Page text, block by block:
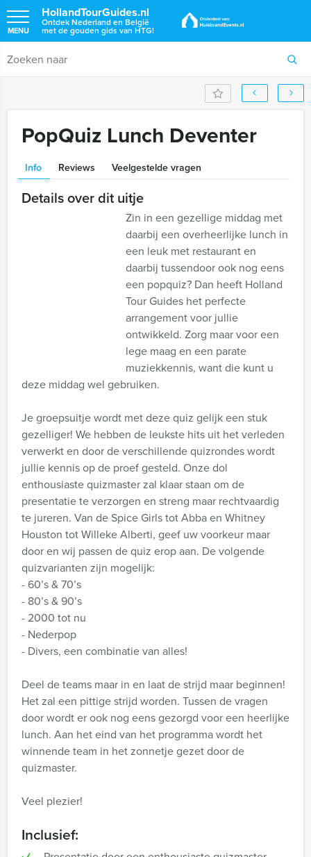
HollandTourGuides.nl
Ontdek Nederland en België
met de gouden gids van HTG!
MENU
PopQuiz Lunch Deventer
Info Reviews Veelgestelde vragen
Details over dit uitje
Zin in een gezellige middag met
daarbij een overheerlijke lunch in
een leuk met restaurant en
daarbij tussendoor ook nog eens
een popquiz? Dan heeft Holland
Tour Guides het perfecte
arrangement voor jullie
ontwikkeld. Zorg maar voor een
lege maag en een parate
muziekkennis, want die kunt u
deze middag wel gebruiken.
Je groepsuitje wordt met deze quiz gelijk een stuk
gezelliger! We hebben de leukste hits uit het verleden
verwerkt en door de verschillende quizrondes wordt
jullie kennis op de proef gesteld. Onze dol
enthousiaste quizmaster zal klaar staan om de
presentatie te verzorgen en streng maar rechtvaardig
te jureren. Van de Spice Girls tot Abba en Whitney
Houston tot Willeke Alberti, geef uw voorkeur maar
door en wij passen de quiz erop aan. De volgende
quizvarianten zijn mogelijk:
- 60’s & 70’s
- 80’s & 90’s
- 2000 tot nu
- Nederpop
- Divers, een combinatie van alles!
Deel de teams maar in en laat de strijd maar beginnen!
Het zal een pittige strijd worden. Tussen de vragen
door wordt er ook nog eens gezorgd voor een heerlijke
lunch. Aan het eind van het programma wordt het
winnende team in het zonnetje gezet door de
quizmaster.
Veel plezier!
Inclusief: